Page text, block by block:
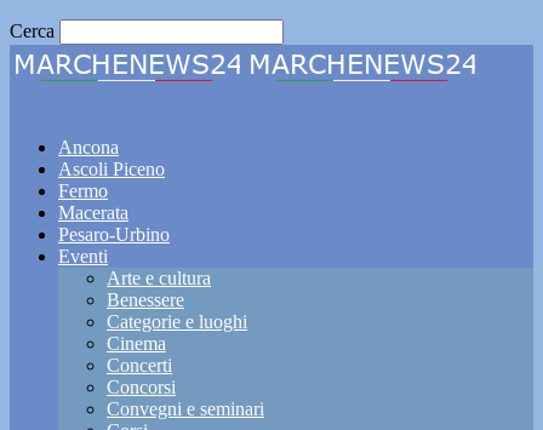
Cerca
Ancona
Ascoli Piceno
Fermo
Macerata
Pesaro-Urbino
Eventi
Arte e cultura
Benessere
Categorie e luoghi
Cinema
Concerti
Concorsi
Convegni e seminari